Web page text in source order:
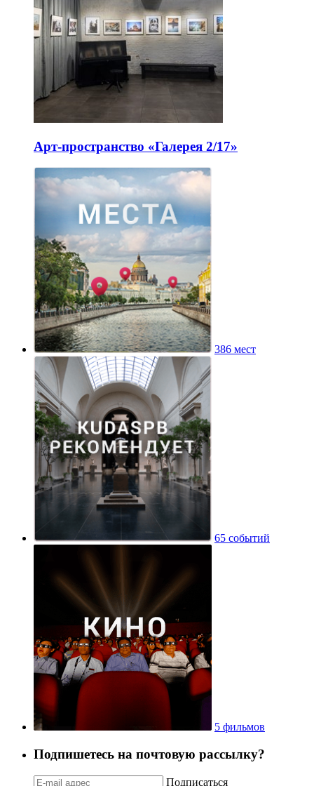
Арт-пространство «Галерея 2/17»
386 мест
65 событий
5 фильмов
Подпишетесь на почтовую рассылку?
Подписаться